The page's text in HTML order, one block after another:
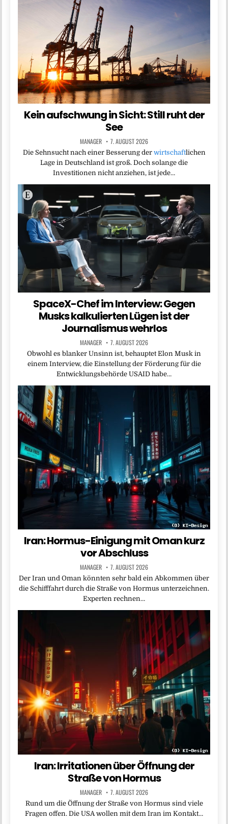
Kein aufschwung in Sicht: Still ruht der
See
MANAGER 7. AUGUST 2026
Die Sehnsucht nach einer Besserung der wirtschaftlichen
Lage in Deutschland ist groß. Doch solange die
Investitionen nicht anziehen, ist jede…
SpaceX-Chef im Interview: Gegen
Musks kalkulierten Lügen ist der
Journalismus wehrlos
MANAGER 7. AUGUST 2026
Obwohl es blanker Unsinn ist, behauptet Elon Musk in
einem Interview, die Einstellung der Förderung für die
Entwicklungsbehörde USAID habe…
Iran: Hormus-Einigung mit Oman kurz
vor Abschluss
MANAGER 7. AUGUST 2026
Der Iran und Oman könnten sehr bald ein Abkommen über
die Schifffahrt durch die Straße von Hormus unterzeichnen.
Experten rechnen…
Iran: Irritationen über Öffnung der
Straße von Hormus
MANAGER 7. AUGUST 2026
Rund um die Öffnung der Straße von Hormus sind viele
Fragen offen. Die USA wollen mit dem Iran im Kontakt…